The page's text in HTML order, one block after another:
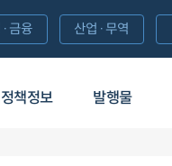
책정보 발행물
금융 산업·무역